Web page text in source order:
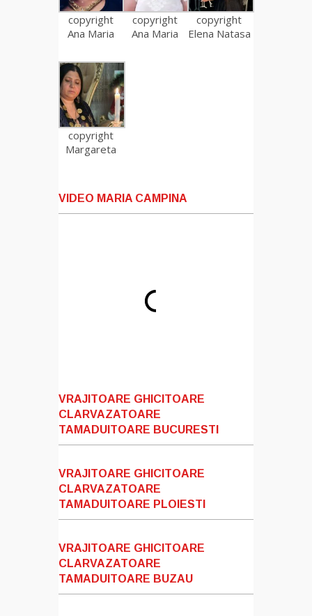
copyright
Ana Maria
copyright
Ana Maria
copyright
Elena Natasa
copyright
Margareta
VIDEO MARIA CAMPINA
VRAJITOARE GHICITOARE
CLARVAZATOARE
TAMADUITOARE BUCURESTI
VRAJITOARE GHICITOARE
CLARVAZATOARE
TAMADUITOARE PLOIESTI
VRAJITOARE GHICITOARE
CLARVAZATOARE
TAMADUITOARE BUZAU